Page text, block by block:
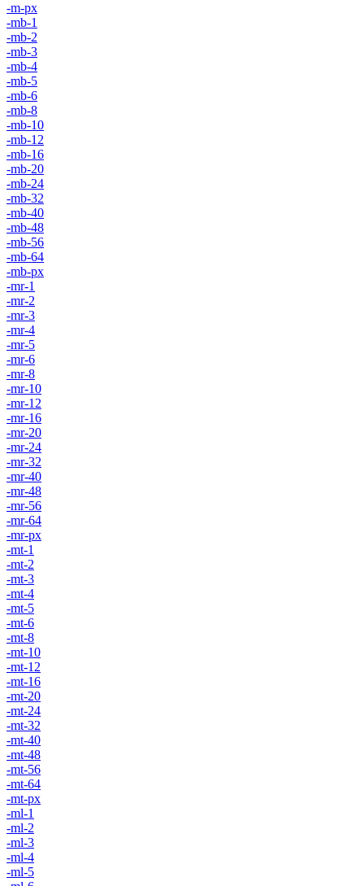
-m-px
-mb-1
-mb-2
-mb-3
-mb-4
-mb-5
-mb-6
-mb-8
-mb-10
-mb-12
-mb-16
-mb-20
-mb-24
-mb-32
-mb-40
-mb-48
-mb-56
-mb-64
-mb-px
-mr-1
-mr-2
-mr-3
-mr-4
-mr-5
-mr-6
-mr-8
-mr-10
-mr-12
-mr-16
-mr-20
-mr-24
-mr-32
-mr-40
-mr-48
-mr-56
-mr-64
-mr-px
-mt-1
-mt-2
-mt-3
-mt-4
-mt-5
-mt-6
-mt-8
-mt-10
-mt-12
-mt-16
-mt-20
-mt-24
-mt-32
-mt-40
-mt-48
-mt-56
-mt-64
-mt-px
-ml-1
-ml-2
-ml-3
-ml-4
-ml-5